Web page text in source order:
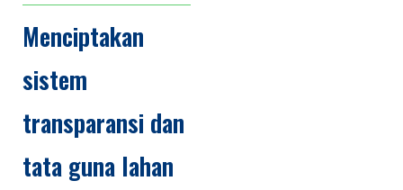
Menciptakan
sistem
transparansi dan
tata guna lahan